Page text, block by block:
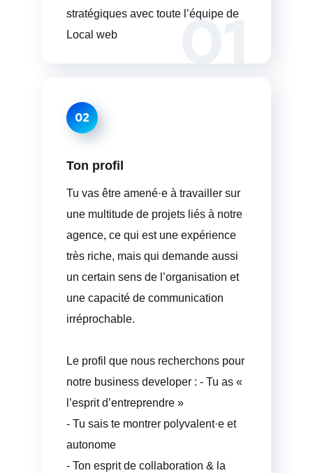
01
stratégiques avec toute l’équipe de
Local web
02
Ton profil
Tu vas être amené·e à travailler sur
une multitude de projets liés à notre
agence, ce qui est une expérience
très riche, mais qui demande aussi
un certain sens de l’organisation et
une capacité de communication
irréprochable.
Le profil que nous recherchons pour
notre business developer : - Tu as «
l’esprit d’entreprendre »
- Tu sais te montrer polyvalent·e et
autonome
- Ton esprit de collaboration & la